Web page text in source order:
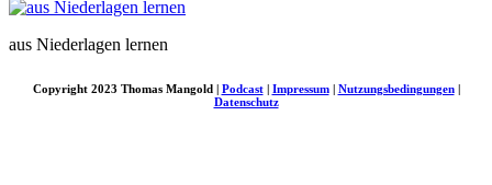
aus Niederlagen lernen
Copyright 2023 Thomas Mangold | Podcast| Impressum| Nutzungsbedingungen|
Datenschutz